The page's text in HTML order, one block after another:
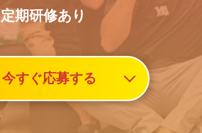
定期研修あり
今すぐ応募する